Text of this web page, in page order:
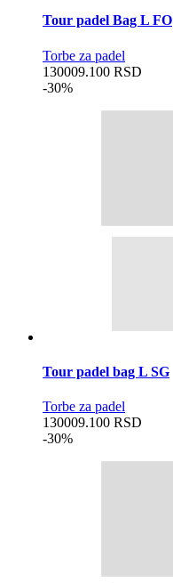
Tour padel Bag L FO
Torbe za padel
130009.100 RSD
-30%
Tour padel bag L SG
Torbe za padel
130009.100 RSD
-30%